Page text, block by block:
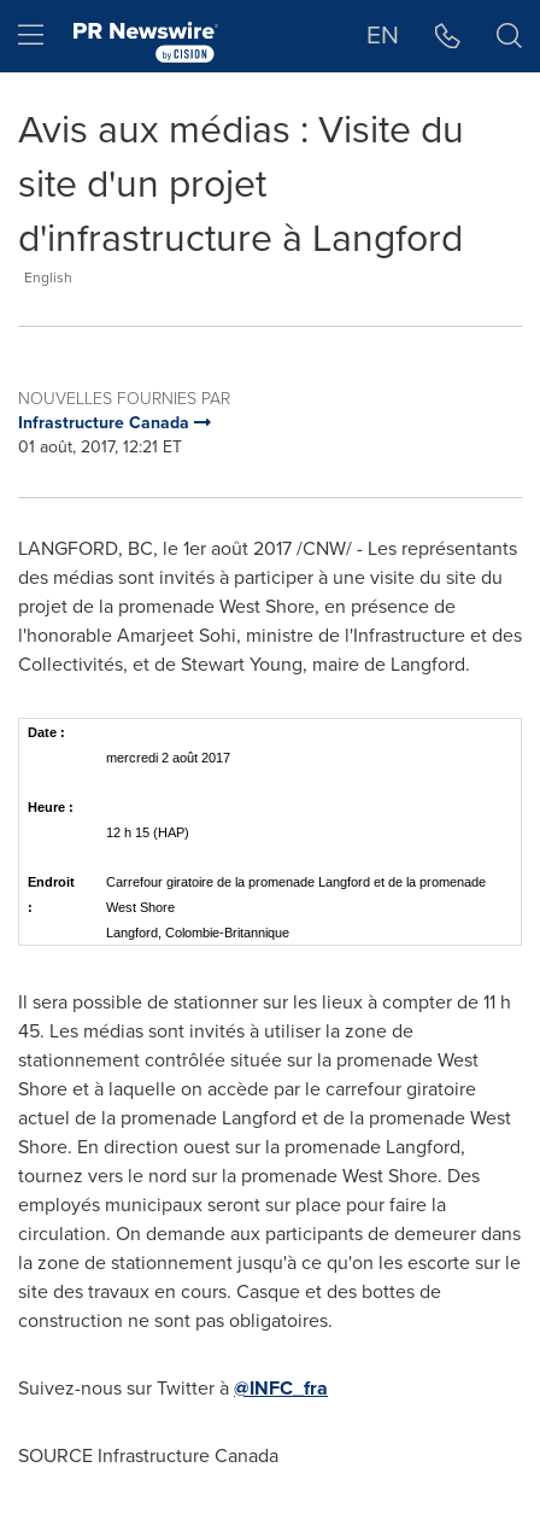
Hamburger menu EN
Avis aux médias : Visite du
site d'un projet
d'infrastructure à Langford
English
NOUVELLES FOURNIES PAR
Infrastructure Canada
01 août, 2017, 12:21 ET
LANGFORD, BC, le 1er août 2017 /CNW/ - Les représentants
des médias sont invités à participer à une visite du site du
projet de la promenade West Shore, en présence de
l'honorableAmarjeet Sohi, ministre de l'Infrastructure et des
Collectivités, et deStewart Young, maire de Langford.
Date :
mercredi 2 août 2017
Heure :
12 h 15 (HAP)
Endroit
:
Carrefour giratoire de la promenade Langford et de la promenade
West Shore
Langford, Colombie-Britannique
Il sera possible de stationner sur les lieux à compter de 11 h
45. Les médias sont invités à utiliser la zone de
stationnement contrôlée située sur la promenade West
Shore et à laquelle on accède par le carrefour giratoire
actuel de la promenade Langford et de la promenade West
Shore. En direction ouest sur la promenade Langford,
tournez vers le nord sur la promenade West Shore. Des
employés municipaux seront sur place pour faire la
circulation. On demande aux participants de demeurer dans
la zone de stationnement jusqu'à ce qu'on les escorte sur le
site des travaux en cours. Casque et des bottes de
construction ne sont pas obligatoires.
Suivez-nous sur Twitter à@INFC_fra
SOURCE Infrastructure Canada